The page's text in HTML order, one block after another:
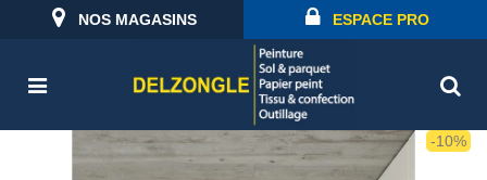
NOS MAGASINS ESPACE PRO
-10%